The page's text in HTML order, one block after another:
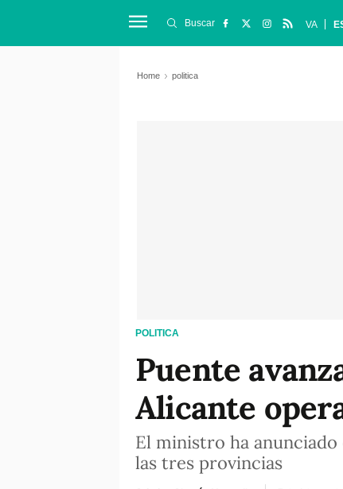
Buscar VA
Home politica
POLITICA
Puente
Alicante
El ministro ha
las tres provincias